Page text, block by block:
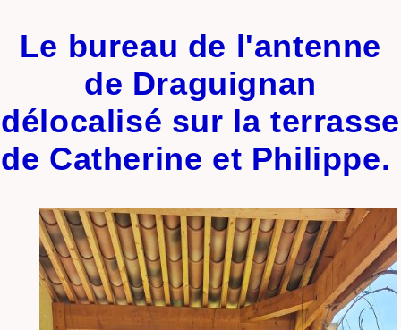
Le bureau de l'antenne
de Draguignan
délocalisé sur la terrasse
de Catherine et Philippe.